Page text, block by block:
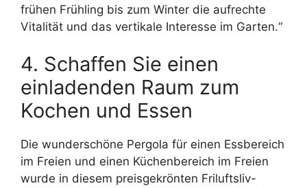
frühen Frühling bis zum Winter die aufrechte
Vitalität und das vertikale Interesse im Garten.“
4. Schaffen Sie einen
einladenden Raum zum
Kochen und Essen
Die wunderschöne Pergola für einen Essbereich
im Freien und einen Küchenbereich im Freien
wurde in diesem preisgekrönten Friluftsliv-